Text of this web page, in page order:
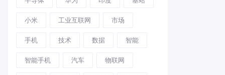
小米 工业互联网 市场
手机 技术 数据 智能
智能手机 汽车 物联网